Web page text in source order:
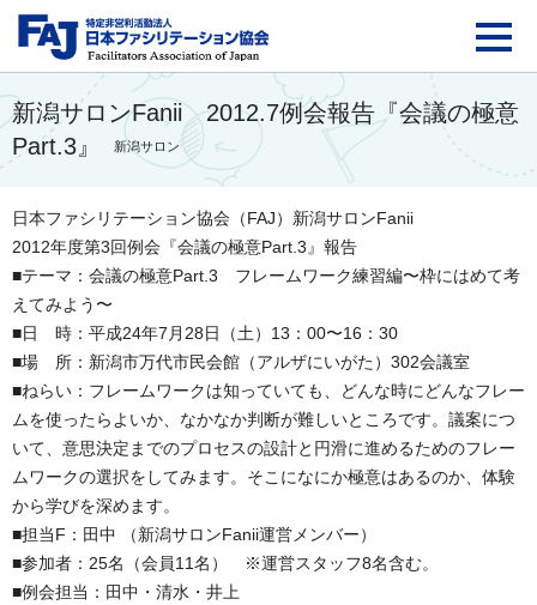
FAJ：特定非営利活動
新潟サロンFanii 2012.7例会報告『会議の極意
Part.3』
新潟サロン
日本ファシリテーション協会（FAJ）新潟サロンFanii
2012年度第3回例会『会議の極意Part.3』報告
■テーマ：会議の極意Part.3 フレームワーク練習編〜枠にはめて考
えてみよう〜
■日 時：平成24年7月28日（土）13：00〜16：30
■場 所：新潟市万代市民会館（アルザにいがた）302会議室
■ねらい：フレームワークは知っていても、どんな時にどんなフレー
ムを使ったらよいか、なかなか判断が難しいところです。議案につ
いて、意思決定までのプロセスの設計と円滑に進めるためのフレー
ムワークの選択をしてみます。そこになにか極意はあるのか、体験
から学びを深めます。
■担当F：田中 （新潟サロンFanii運営メンバー）
■参加者：25名（会員11名） ※運営スタッフ8名含む。
■例会担当：田中・清水・井上